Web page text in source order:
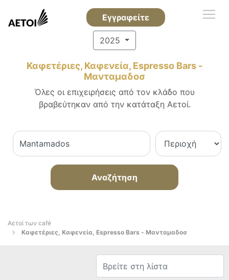
Εγγραφείτε
2025
Καφετέριες, Καφενεία, Espresso Bars -
Μανταμαδοσ
Όλες οι επιχειρήσεις από τον κλάδο που
βραβεύτηκαν από την κατάταξη Αετοί.
Αναζήτηση
Αετοί των café
Καφετέριες, Καφενεία, Espresso Bars - Μανταμαδοσ